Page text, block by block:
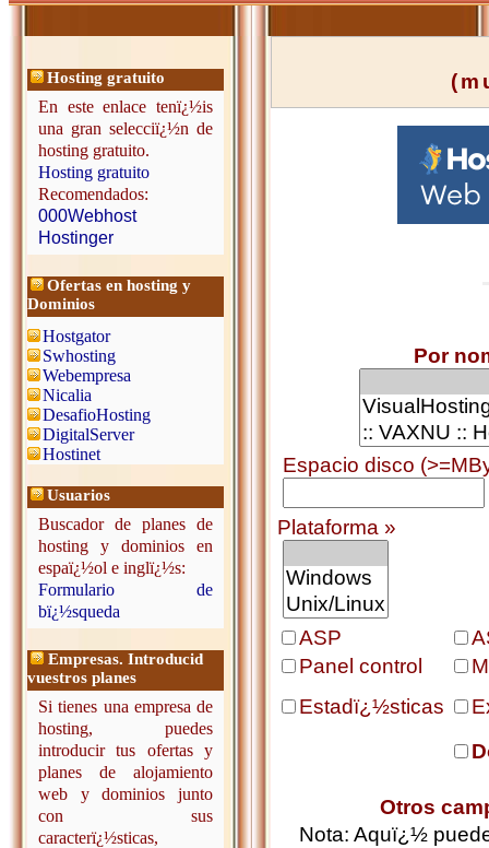
Hosting gratuito
En este enlace tenï¿½is
una gran selecciï¿½n de
hosting gratuito.
Hosting gratuito
Recomendados:
000Webhost
Hostinger
Ofertas en hosting y
Dominios
Hostgator
Swhosting
Webempresa
Nicalia
DesafioHosting
DigitalServer
Hostinet
Usuarios
Buscador de planes de
hosting y dominios en
espaï¿½ol e inglï¿½s:
Formulario de
bï¿½squeda
Empresas. Introducid
vuestros planes
Si tienes una empresa de
hosting, puedes
introducir tus ofertas y
planes de alojamiento
web y dominios junto
con sus
caracterï¿½sticas,
Por
Espacio disco
Plataforma »
ASP
Panel control
Estadï¿½sticas
Otros
Nota: Aquï¿½